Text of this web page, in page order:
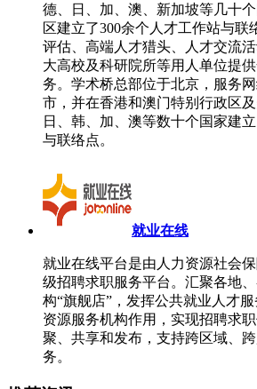
德、日、加、澳、新加坡等几十
区建立了300余个人才工作站与联
评估、高端人才猎头、人才交流
大高校及科研院所等用人单位提
务。学术桥总部位于北京，服务
市，并在香港和澳门特别行政区及
日、韩、加、澳等数十个国家建
与联络点。
就业在线
就业在线平台是由人力资源社会
级招聘求职服务平台。汇聚各地
构“旗舰店”，发挥公共就业人才
资源服务机构作用，实现招聘求
聚、共享和发布，支持跨区域、
务。